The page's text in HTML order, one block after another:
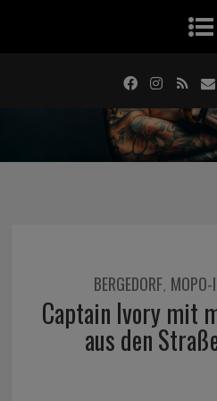
BERGEDORF, MOPO-
Captain Ivory mit
aus den